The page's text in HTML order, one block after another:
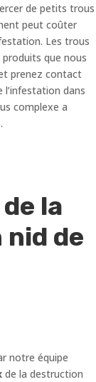
de petits trous
peut coûter
Les trous
que nous
prenez contact
l’infestation dans
complexe a
la
de
notre équipe
de la destruction